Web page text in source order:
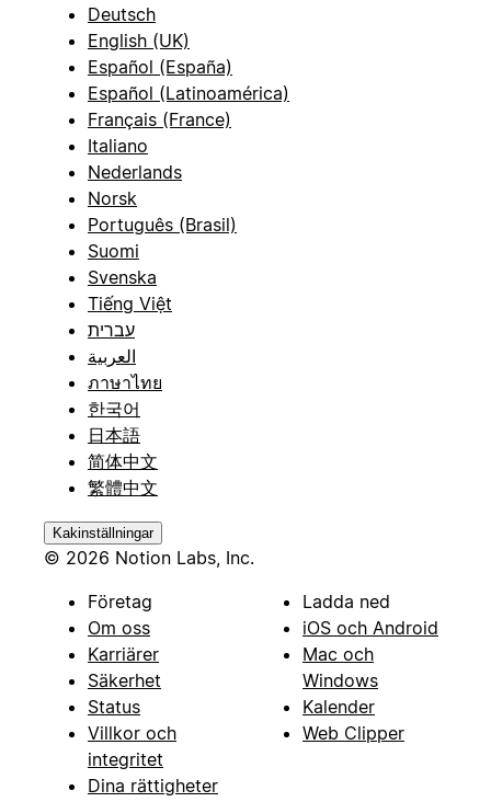
Deutsch
English (UK)
Español (España)
Español (Latinoamérica)
Français (France)
Italiano
Nederlands
Norsk
Português (Brasil)
Suomi
Svenska
Tiếng Việt
עברית
العربية
ภาษาไทย
한국어
日本語
简体中文
繁體中文
Kakinställningar
© 2026 Notion Labs, Inc.
Företag
Om oss
Karriärer
Säkerhet
Status
Villkor och
integritet
Dina rättigheter
Ladda ned
iOS och Android
Mac och
Windows
Kalender
Web Clipper